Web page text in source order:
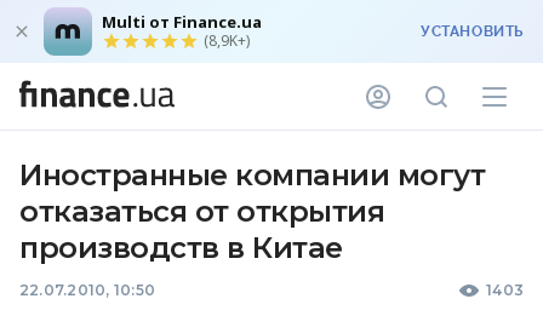
Multi от Finance.ua
(8,9K+) УСТАНОВИТЬ
Иностранные компании могут
отказаться от открытия
производств в Китае
22.07.2010, 10:50 1403